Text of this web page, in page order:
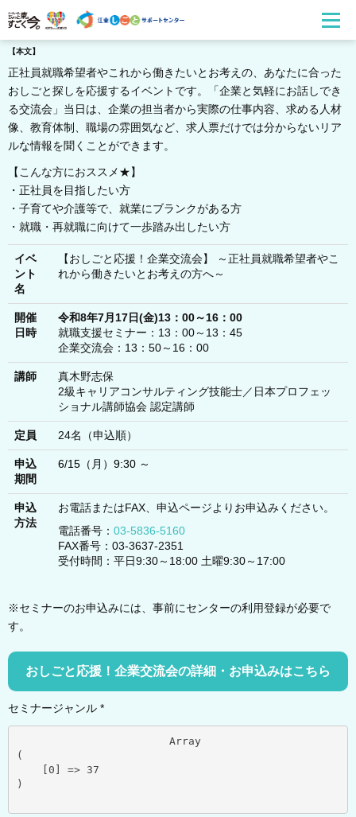
【本文】
正社員就職希望者やこれから働きたいとお考えの、あなたに合った
おしごと探しを応援するイベントです。「企業と気軽にお話しでき
る交流会」当日は、企業の担当者から実際の仕事内容、求める人材
像、教育体制、職場の雰囲気など、求人票だけでは分からないリア
ルな情報を聞くことができます。
【こんな方におススメ★】
・正社員を目指したい方
・子育てや介護等で、就業にブランクがある方
・就職・再就職に向けて一歩踏み出したい方
イベ
ント
名
【おしごと応援！企業交流会】 ～正社員就職希望者やこ
れから働きたいとお考えの方へ～
開催
日時
令和8年7月17日(金)13：00～16：00
就職支援セミナー：13：00～13：45
企業交流会：13：50～16：00
講師
真木野志保
2級キャリアコンサルティング技能士／日本プロフェッ
ショナル講師協会 認定講師
定員 24名（申込順）
申込
期間
6/15（月）9:30 ～
申込
方法
お電話またはFAX、申込ページよりお申込みください。
電話番号： 03-5836-5160
FAX番号：03-3637-2351
受付時間：平日9:30～18:00 土曜9:30～17:00
※セミナーのお申込みには、事前にセンターの利用登録が必要で
す。
おしごと応援！企業交流会の詳細・お申込みはこちら
セミナージャンル *
(
    [0] => 37
)